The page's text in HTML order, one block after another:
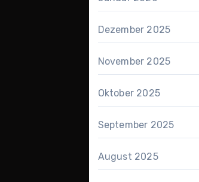
Dezember 2025
November 2025
Oktober 2025
September 2025
August 2025